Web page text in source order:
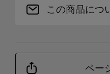
この商品につ
ペー